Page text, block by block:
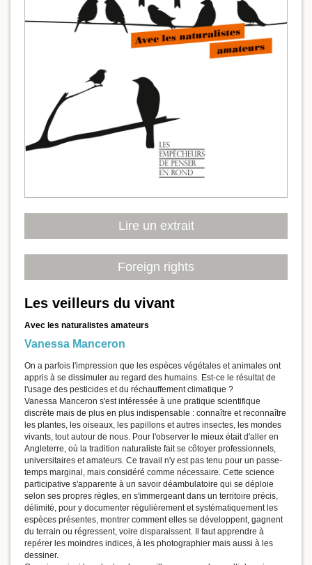
Lire un extrait
Foreign rights
Les veilleurs du vivant
Avec les naturalistes amateurs
Vanessa Manceron
On a parfois l'impression que les espèces végétales et animales ont
appris à se dissimuler au regard des humains. Est-ce le résultat de
l'usage des pesticides et du réchauffement climatique ?
Vanessa Manceron s'est intéressée à une pratique scientifique
discrète mais de plus en plus indispensable : connaître et reconnaître
les plantes, les oiseaux, les papillons et autres insectes, les mondes
vivants, tout autour de nous. Pour l'observer le mieux était d'aller en
Angleterre, où la tradition naturaliste fait se côtoyer professionnels,
universitaires et amateurs. Ce travail n'y est pas tenu pour un passe-
temps marginal, mais considéré comme nécessaire. Cette science
participative s'apparente à un savoir déambulatoire qui se déploie
selon ses propres règles, en s'immergeant dans un territoire précis,
délimité, pour y documenter régulièrement et systématiquement les
espèces présentes, montrer comment elles se développent, gagnent
du terrain ou régressent, voire disparaissent. Il faut apprendre à
repérer les moindres indices, à les photographier mais aussi à les
dessiner.